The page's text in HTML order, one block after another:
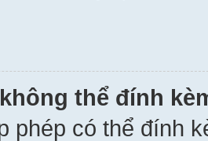
thể đính
phép có thể đính